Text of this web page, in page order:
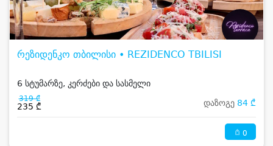
რეზიდენკო თბილისი • REZIDENCO TBILISI
6 სტუმარზე, კერძები და სასმელი
319 ₾
235 ₾ დაზოგე 84 ₾
0